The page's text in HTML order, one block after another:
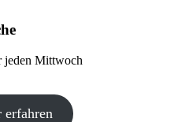
jeden Mittwoch
erfahren